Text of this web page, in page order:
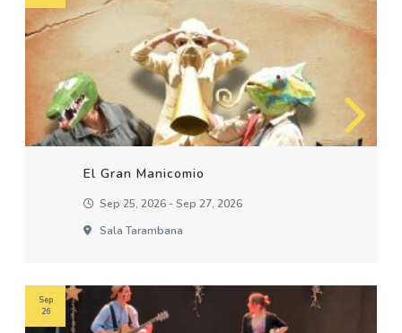
El Gran Manicomio
Sep 25, 2026 - Sep 27, 2026
Sala Tarambana
Sep
26